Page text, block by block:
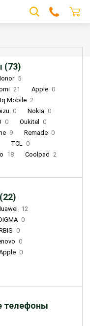
(73)
5
21 Apple 0
Mobile 2
0 Nokia 0
0 Oukitel
0
9 Remade 0
TCL 0
18 Coolpad 2
12
0
0
0
0
телефоны